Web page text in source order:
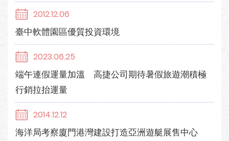
2012.12.06
臺中軟體園區優質投資環境
2023.06.25
端午連假運量加溫 高捷公司期待暑假旅遊潮積極
行銷拉抬運量
2014.12.12
海洋局考察廈門港灣建設打造亞洲遊艇展售中心